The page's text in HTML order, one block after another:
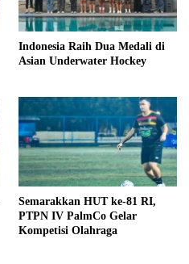
Indonesia Raih Dua Medali di
Asian Underwater Hockey
Semarakkan HUT ke-81 RI,
PTPN IV PalmCo Gelar
Kompetisi Olahraga